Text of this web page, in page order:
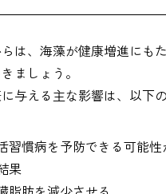
は、海藻が健康増進にも
ましょう。
与える主な影響は、以下の
習慣病を予防できる可能
果